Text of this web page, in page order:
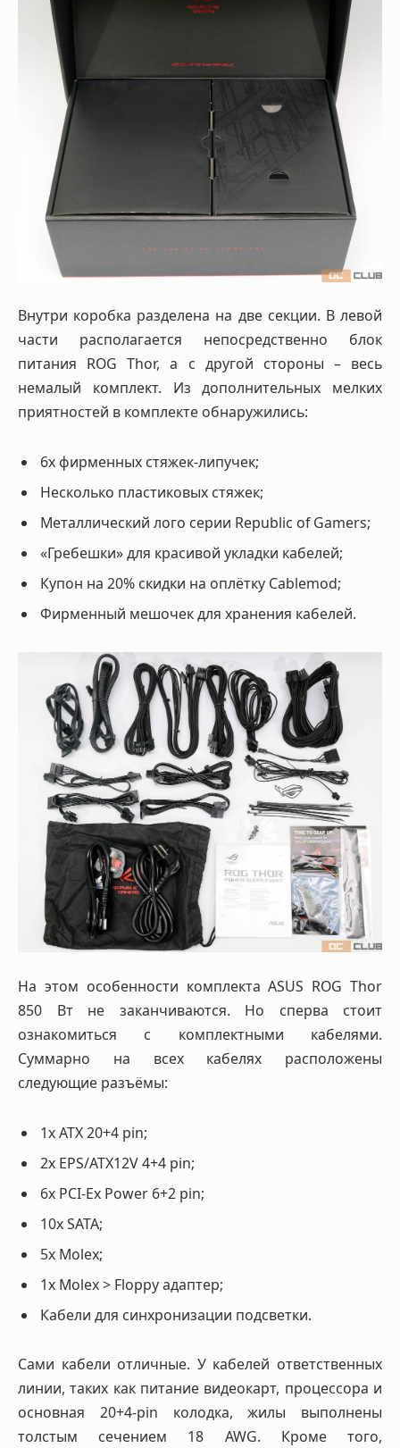
Внутри коробка разделена на две секции. В левой
части располагается непосредственно блок
питания ROG Thor, а с другой стороны – весь
немалый комплект. Из дополнительных мелких
приятностей в комплекте обнаружились:
6x фирменных стяжек-липучек;
Несколько пластиковых стяжек;
Металлический лого серии Republic of Gamers;
«Гребешки» для красивой укладки кабелей;
Купон на 20% скидки на оплётку Cablemod;
Фирменный мешочек для хранения кабелей.
На этом особенности комплекта ASUS ROG Thor
850 Вт не заканчиваются. Но сперва стоит
ознакомиться с комплектными кабелями.
Суммарно на всех кабелях расположены
следующие разъёмы:
1x ATX 20+4 pin;
2x EPS/ATX12V 4+4 pin;
6x PCI-Ex Power 6+2 pin;
10x SATA;
5x Molex;
1х Molex > Floppy адаптер;
Кабели для синхронизации подсветки.
Сами кабели отличные. У кабелей ответственных
линии, таких как питание видеокарт, процессора и
основная 20+4-pin колодка, жилы выполнены
толстым сечением 18 AWG. Кроме того,